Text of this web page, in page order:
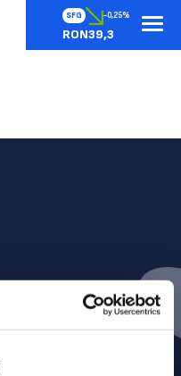
SFG -0,25%
RON39,3